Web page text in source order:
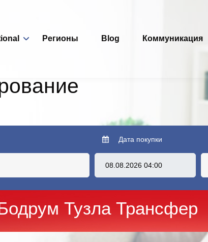
Регионы Blog Коммуникация
Дата покупки
Тузла Трансфер